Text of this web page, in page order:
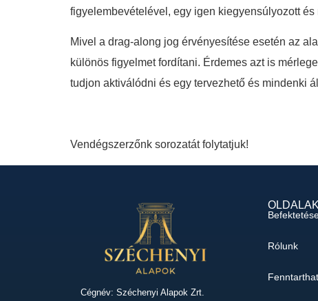
figyelembevételével, egy igen kiegyensúlyozott
Mivel a drag-along jog érvényesítése esetén az
különös figyelmet fordítani. Érdemes azt is
tudjon aktiválódni és egy tervezhető és mindenki
Vendégszerzőnk sorozatát folytatjuk!
Cégnév: Széchenyi Alapok Zrt.
OLDALAK
Rólunk